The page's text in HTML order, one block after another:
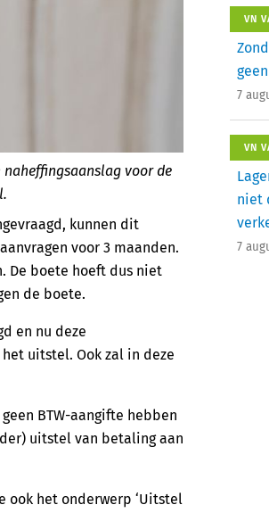
voor de
kunnen dit
voor 3 maanden.
De boete hoeft dus niet
de boete.
en nu deze
uitstel. Ook zal in deze
BTW-aangifte hebben
uitstel van betaling aan
ook het onderwerp ‘Uitstel
VN
7
VN
niet
7